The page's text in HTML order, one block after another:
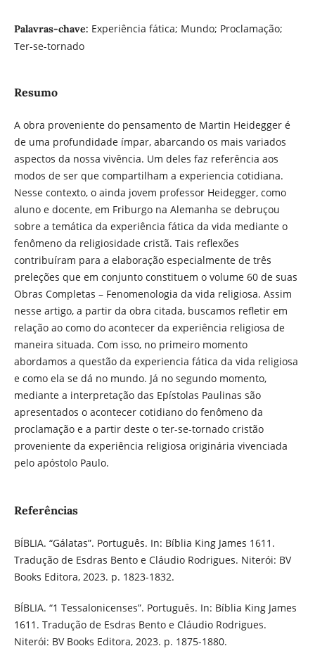
Palavras-chave: Experiência fática; Mundo; Proclamação;
Ter-se-tornado
Resumo
A obra proveniente do pensamento de Martin Heidegger é
de uma profundidade ímpar, abarcando os mais variados
aspectos da nossa vivência. Um deles faz referência aos
modos de ser que compartilham a experiencia cotidiana.
Nesse contexto, o ainda jovem professor Heidegger, como
aluno e docente, em Friburgo na Alemanha se debruçou
sobre a temática da experiência fática da vida mediante o
fenômeno da religiosidade cristã. Tais reflexões
contribuíram para a elaboração especialmente de três
preleções que em conjunto constituem o volume 60 de suas
Obras Completas – Fenomenologia da vida religiosa. Assim
nesse artigo, a partir da obra citada, buscamos refletir em
relação ao como do acontecer da experiência religiosa de
maneira situada. Com isso, no primeiro momento
abordamos a questão da experiencia fática da vida religiosa
e como ela se dá no mundo. Já no segundo momento,
mediante a interpretação das Epístolas Paulinas são
apresentados o acontecer cotidiano do fenômeno da
proclamação e a partir deste o ter-se-tornado cristão
proveniente da experiência religiosa originária vivenciada
pelo apóstolo Paulo.
Referências
BÍBLIA. “Gálatas”. Português. In: Bíblia King James 1611.
Tradução de Esdras Bento e Cláudio Rodrigues. Niterói: BV
Books Editora, 2023. p. 1823-1832.
BÍBLIA. “1 Tessalonicenses”. Português. In: Bíblia King James
1611. Tradução de Esdras Bento e Cláudio Rodrigues.
Niterói: BV Books Editora, 2023. p. 1875-1880.